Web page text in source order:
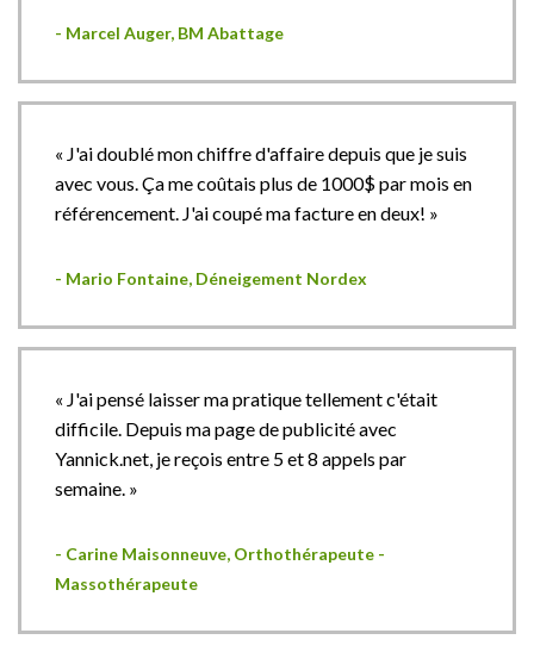
- Marcel Auger, BM Abattage
« J'ai doublé mon chiffre d'affaire depuis que je suis
avec vous. Ça me coûtais plus de 1000$ par mois en
référencement. J'ai coupé ma facture en deux! »
- Mario Fontaine, Déneigement Nordex
« J'ai pensé laisser ma pratique tellement c'était
difficile. Depuis ma page de publicité avec
Yannick.net, je reçois entre 5 et 8 appels par
semaine. »
- Carine Maisonneuve, Orthothérapeute -
Massothérapeute